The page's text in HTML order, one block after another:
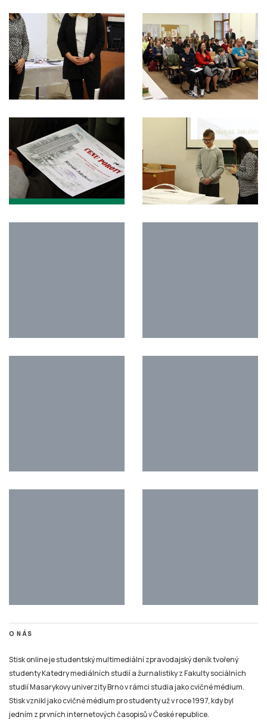
O NÁS
Stisk online je studentský multimediální zpravodajský deník tvořený
studenty Katedry mediálních studií a žurnalistiky z Fakulty sociálních
studií Masarykovy univerzity Brno v rámci studia jako cvičné médium.
Stisk vznikl jako cvičné médium pro studenty už v roce 1997, kdy byl
jedním z prvních internetových časopisů v České republice.